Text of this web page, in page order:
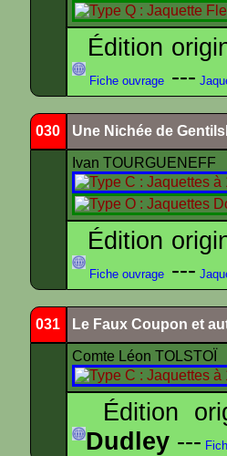
Édition
Fiche ouvrage ---
030 Une Nichée de
Ivan TOURGUENEFF
Édition
Fiche ouvrage ---
031 Le Faux Coupon et
Comte Léon TOLSTOÏ
Édition
Dudley ---